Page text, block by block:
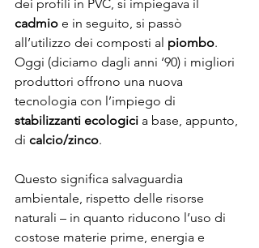
dei profili in PVC, si impiegava il
cadmio e in seguito, si passò
all’utilizzo dei composti al piombo.
Oggi (diciamo dagli anni ‘90) i migliori
produttori offrono una nuova
tecnologia con l’impiego di
stabilizzanti ecologici a base, appunto,
di calcio/zinco.
Questo significa salvaguardia
ambientale, rispetto delle risorse
naturali – in quanto riducono l’uso di
costose materie prime, energia e